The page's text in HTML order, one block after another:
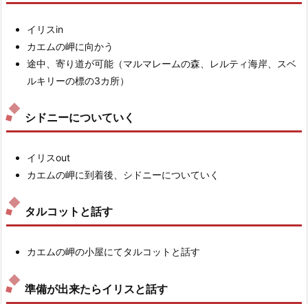
イリスin
カエムの岬に向かう
途中、寄り道が可能（マルマレームの森、レルティ海岸、スベ
ルキリーの標の3カ所）
シドニーについていく
イリスout
カエムの岬に到着後、シドニーについていく
タルコットと話す
カエムの岬の小屋にてタルコットと話す
準備が出来たらイリスと話す